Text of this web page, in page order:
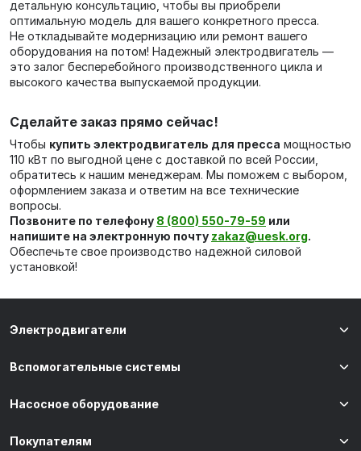
детальную консультацию, чтобы вы приобрели
оптимальную модель для вашего конкретного пресса.
Не откладывайте модернизацию или ремонт вашего
оборудования на потом! Надежный электродвигатель —
это залог бесперебойного производственного цикла и
высокого качества выпускаемой продукции.
Сделайте заказ прямо сейчас!
Чтобы купить электродвигатель для пресса мощностью
110 кВт по выгодной цене с доставкой по всей России,
обратитесь к нашим менеджерам. Мы поможем с выбором,
оформлением заказа и ответим на все технические
вопросы.
Позвоните по телефону 8 (800) 550-79-59 или
напишите на электронную почту zakaz@uesk.org.
Обеспечьте свое производство надежной силовой
установкой!
Электродвигатели
Вспомогательные системы
Насосное оборудование
Покупателям